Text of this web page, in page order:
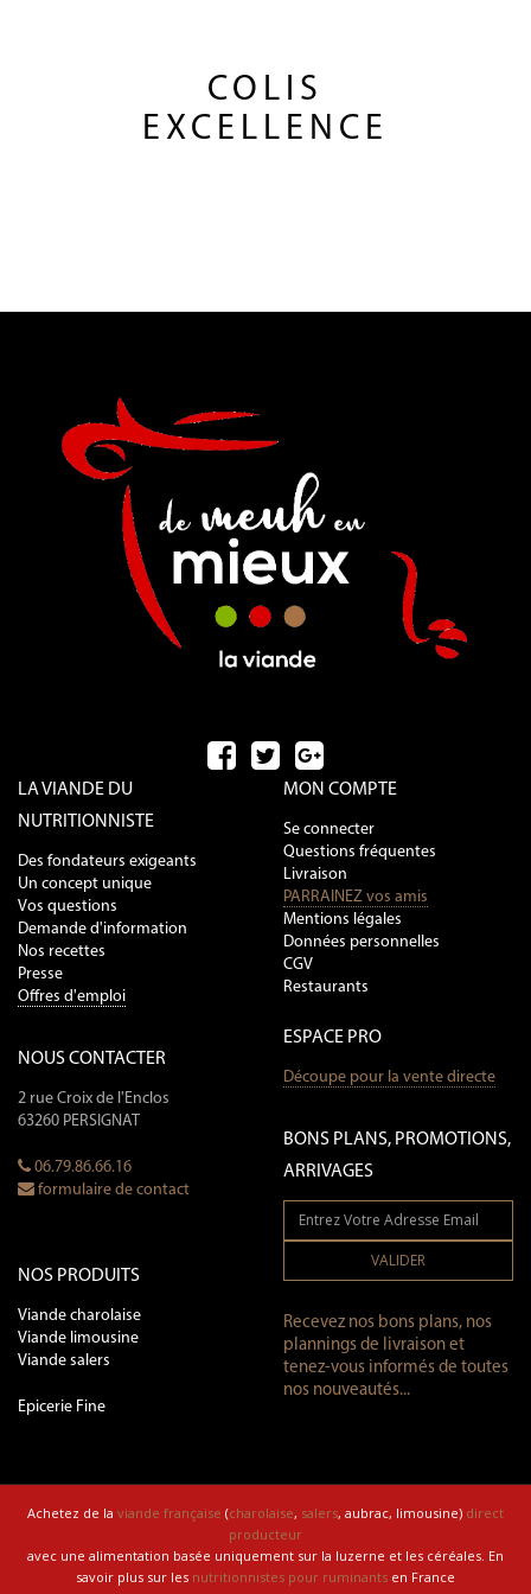
COLIS
EXCELLENCE
LA VIANDE DU
NUTRITIONNISTE
Des fondateurs exigeants
Un concept unique
Vos questions
Demande d'information
Nos recettes
Presse
Offres d'emploi
NOUS CONTACTER
2 rue Croix de l'Enclos
63260 PERSIGNAT
06.79.86.66.16
formulaire de contact
NOS PRODUITS
Viande charolaise
Viande limousine
Viande salers
Epicerie Fine
MON COMPTE
Se connecter
Questions fréquentes
Livraison
PARRAINEZ vos amis
Mentions légales
Données personnelles
CGV
Restaurants
ESPACE PRO
Découpe pour la vente directe
BONS PLANS, PROMOTIONS,
ARRIVAGES
VALIDER
Recevez nos bons plans, nos
plannings de livraison et
tenez-vous informés de toutes
nos nouveautés...
Achetez de la viande française (charolaise, salers, aubrac, limousine) direct
producteur
avec une alimentation basée uniquement sur la luzerne et les céréales. En
savoir plus sur les nutritionnistes pour ruminants en France